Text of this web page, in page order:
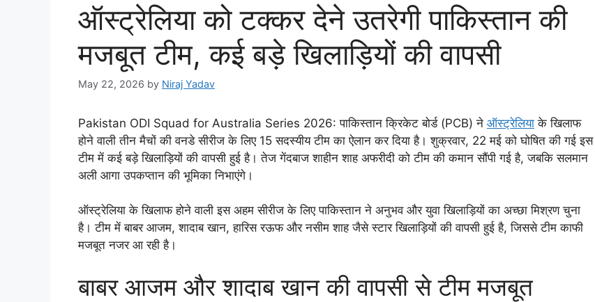
ऑस्ट्रेलिया को टक्कर देने उतरेगी पाकिस्तान की
मजबूत टीम, कई बड़े खिलाड़ियों की वापसी
May 22, 2026 by Niraj Yadav
Pakistan ODI Squad for Australia Series 2026: पाकिस्तान क्रिकेट बोर्ड (PCB) ने ऑस्ट्रेलिया के खिलाफ
होने वाली तीन मैचों की वनडे सीरीज के लिए 15 सदस्यीय टीम का ऐलान कर दिया है। शुक्रवार, 22 मई को घोषित की गई इस
टीम में कई बड़े खिलाड़ियों की वापसी हुई है। तेज गेंदबाज शाहीन शाह अफरीदी को टीम की कमान सौंपी गई है, जबकि सलमान
अली आगा उपकप्तान की भूमिका निभाएंगे।
ऑस्ट्रेलिया के खिलाफ होने वाली इस अहम सीरीज के लिए पाकिस्तान ने अनुभव और युवा खिलाड़ियों का अच्छा मिश्रण चुना
है। टीम में बाबर आजम, शादाब खान, हारिस रऊफ और नसीम शाह जैसे स्टार खिलाड़ियों की वापसी हुई है, जिससे टीम काफी
मजबूत नजर आ रही है।
बाबर आजम और शादाब खान की वापसी से टीम मजबूत